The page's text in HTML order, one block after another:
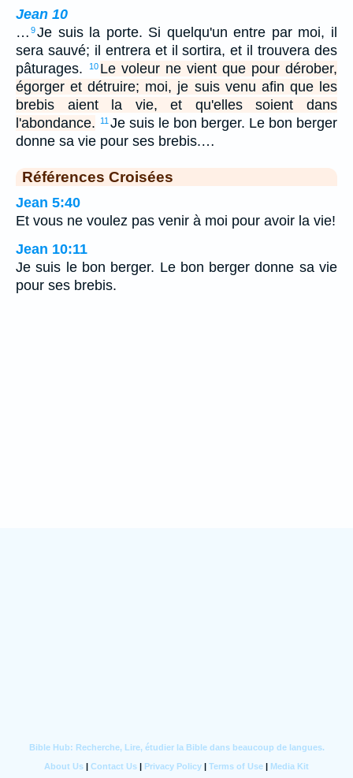
Jean 10
… 9Je suis la porte. Si quelqu'un entre par moi, il
sera sauvé; il entrera et il sortira, et il trouvera des
pâturages.
10 Le voleur ne vient que pour dérober,
égorger et détruire; moi, je suis venu afin que les
brebis aient la vie, et qu'elles soient dans
l'abondance.
11 Je suis le bon berger. Le bon berger
donne sa vie pour ses brebis.…
Références Croisées
Jean 5:40
Et vous ne voulez pas venir à moi pour avoir la vie!
Jean 10:11
Je suis le bon berger. Le bon berger donne sa vie
pour ses brebis.